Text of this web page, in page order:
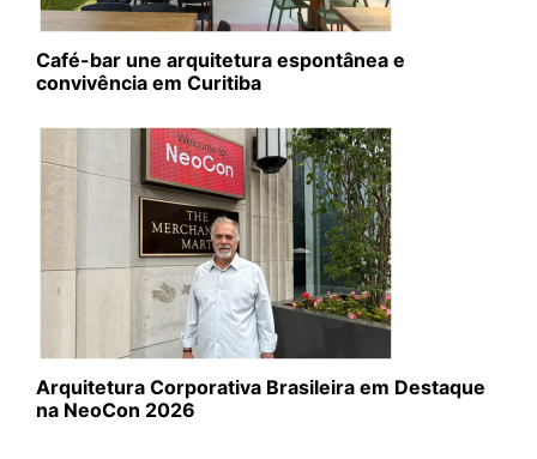
Café-bar une arquitetura espontânea e
convivência em Curitiba
Arquitetura Corporativa Brasileira em Destaque
na NeoCon 2026